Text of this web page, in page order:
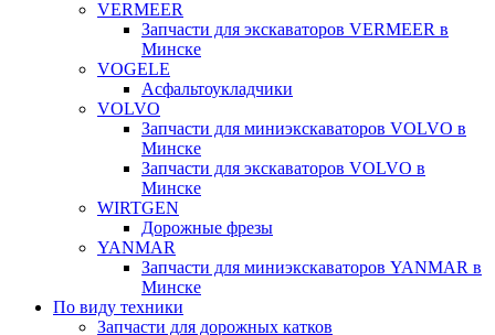
VERMEER
Запчасти для экскаваторов VERMEER в
Минске
VOGELE
Асфальтоукладчики
VOLVO
Запчасти для миниэкскаваторов VOLVO в
Минске
Запчасти для экскаваторов VOLVO в
Минске
WIRTGEN
Дорожные фрезы
YANMAR
Запчасти для миниэкскаваторов YANMAR в
Минске
По виду техники
Запчасти для дорожных катков